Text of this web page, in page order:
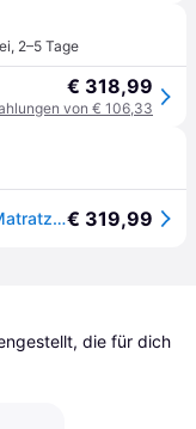
, 2–5 Tage
€ 318,99
von € 106,33
vidaXL Massivholzbett mit Regal ohne Matratze Weiß 75x190 cm Kiefer€ 319,99
die für dich